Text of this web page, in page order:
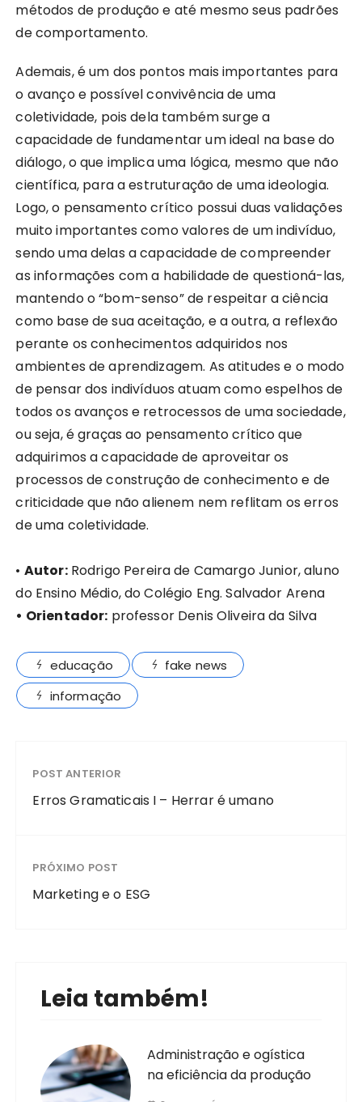
métodos de produção e até mesmo seus padrões
de comportamento.
Ademais, é um dos pontos mais importantes para
o avanço e possível convivência de uma
coletividade, pois dela também surge a
capacidade de fundamentar um ideal na base do
diálogo, o que implica uma lógica, mesmo que não
científica, para a estruturação de uma ideologia.
Logo, o pensamento crítico possui duas validações
muito importantes como valores de um indivíduo,
sendo uma delas a capacidade de compreender
as informações com a habilidade de questioná-las,
mantendo o “bom-senso” de respeitar a ciência
como base de sua aceitação, e a outra, a reflexão
perante os conhecimentos adquiridos nos
ambientes de aprendizagem. As atitudes e o modo
de pensar dos indivíduos atuam como espelhos de
todos os avanços e retrocessos de uma sociedade,
ou seja, é graças ao pensamento crítico que
adquirimos a capacidade de aproveitar os
processos de construção de conhecimento e de
criticidade que não alienem nem reflitam os erros
de uma coletividade.
• Autor:Rodrigo Pereira de Camargo Junior, aluno
do Ensino Médio, do Colégio Eng. Salvador Arena
• Orientador: professor Denis Oliveira da Silva
educação
fake news
informação
POST ANTERIOR
Erros Gramaticais I – Herrar é umano
PRÓXIMO POST
Marketing e o ESG
Leia também!
Administração e ogística
na eficiência da produção